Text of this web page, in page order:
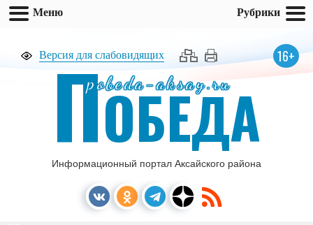
Версия для слабовидящих 16+
pobeda-aksay.ru
ПОБЕДА
Информационный портал Аксайского района
Меню Рубрики